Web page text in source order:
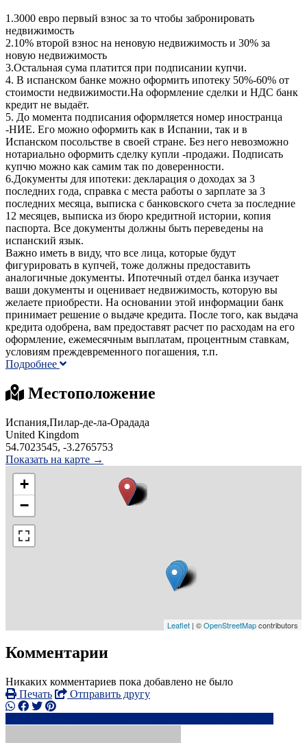
1.3000 евро первый взнос за то чтобы забронировать
недвижимость
2.10% второй взнос на неновую недвижимость и 30% за
новую недвижимость
3.Остальная сума платится при подписании купчи.
4. В испанском банке можно оформить ипотеку 50%-60% от
стоимости недвижимости.На оформление сделки и НДС банк
кредит не выдаёт.
5. До момента подписания оформляется номер иностранца
-НИЕ. Его можно оформить как в Испании, так и в
Испанском посольстве в своей стране. Без него невозможно
нотариально оформить сделку купли -продажи. Подписать
купчю можно как самим так по доверенности.
6.Документы для ипотеки: декларация о доходах за 3
последних года, справка с места работы о зарплате за 3
последних месяца, выписка с банковского счета за последние
12 месяцев, выписка из бюро кредитной истории, копия
паспорта. Все документы должны быть переведены на
испанский язык.
Важно иметь в виду, что все лица, которые будут
фигурировать в купчей, тоже должны предоставить
аналогичные документы. Ипотечный отдел банка изучает
ваши документы и оценивает недвижимость, которую вы
желаете приобрести. На основании этой информации банк
принимает решение о выдаче кредита. После того, как выдача
кредита одобрена, вам предоставят расчет по расходам на его
оформление, ежемесячным выплатам, процентным ставкам,
условиям преждевременного погашения, т.п.
Подробнее
Местоположение
Испания,Пилар-де-ла-Орадада
United Kingdom
54.7023545, -3.2765753
Показать на карте →
+
−
Leaflet | ©OpenStreetMapcontributors
Комментарии
Никаких комментариев пока добавлено не было
Печать
Отправить другу